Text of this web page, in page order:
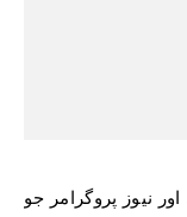
نیوز پروگرامر جو